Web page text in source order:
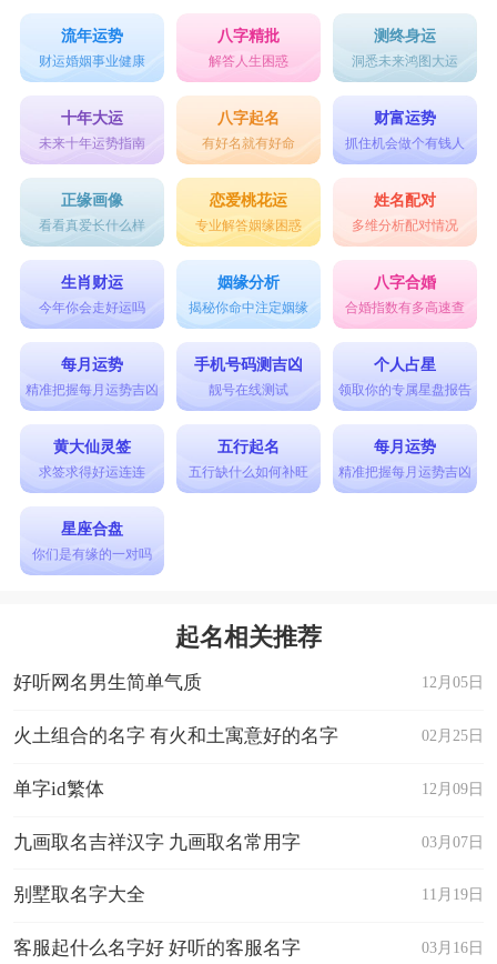
流年运势
财运婚姻事业健康
八字精批
解答人生困惑
测终身运
洞悉未来鸿图大运
十年大运
未来十年运势指南
八字起名
有好名就有好命
财富运势
抓住机会做个有钱人
正缘画像
看看真爱长什么样
恋爱桃花运
专业解答姻缘困惑
姓名配对
多维分析配对情况
生肖财运
今年你会走好运吗
姻缘分析
揭秘你命中注定姻缘
八字合婚
合婚指数有多高速查
每月运势
精准把握每月运势吉凶
手机号码测吉凶
靓号在线测试
个人占星
领取你的专属星盘报告
黄大仙灵签
求签求得好运连连
五行起名
五行缺什么如何补旺
每月运势
精准把握每月运势吉凶
星座合盘
你们是有缘的一对吗
起名相关推荐
12月05日
好听网名男生简单气质
02月25日
火土组合的名字 有火和土寓意好的名字
12月09日
单字id繁体
03月07日
九画取名吉祥汉字 九画取名常用字
11月19日
别墅取名字大全
03月16日
客服起什么名字好 好听的客服名字